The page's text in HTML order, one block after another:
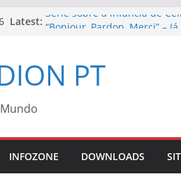
Latest: Série sobre a infância de
“Bonjour, Pardon, Merci” – a
Morreu Peabo Bryson.
PT
INFOZONE DOWNLOADS